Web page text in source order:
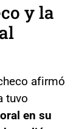
y la
afirmó
tuvo
en su